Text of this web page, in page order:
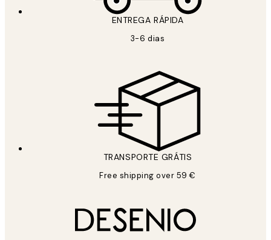
ENTREGA RÁPIDA
3-6 dias
TRANSPORTE GRÁTIS
Free shipping over 59 €